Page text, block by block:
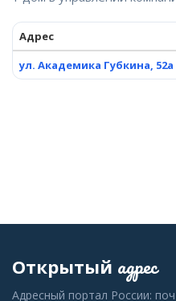
Адрес
ул. Академика Губкина, 52а
Открытый адрес
Адресный портал России: